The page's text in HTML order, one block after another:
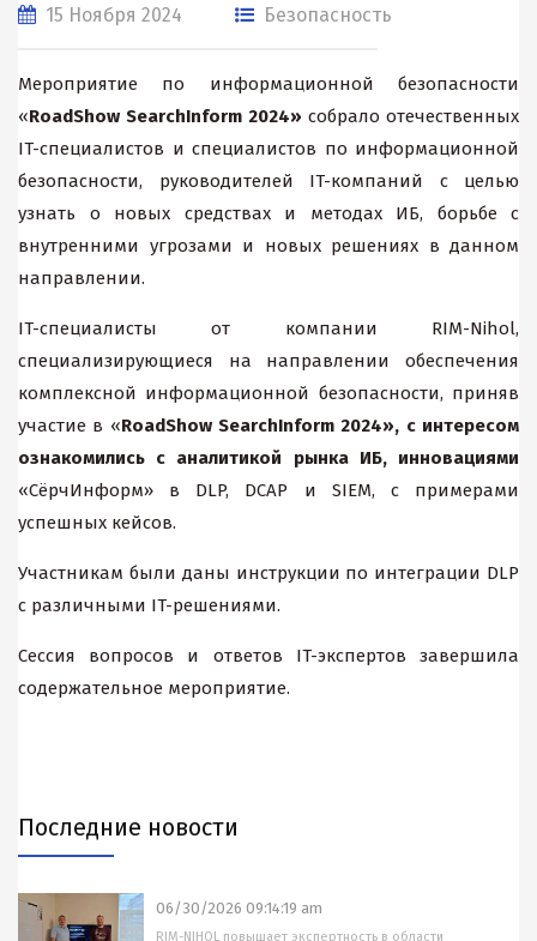
15 Ноября 2024 Безопасность
Мероприятие по информационной безопасности
«RoadShow SearchInform 2024» собрало отечественных
IT-специалистов и специалистов по информационной
безопасности, руководителей IT-компаний с целью
узнать о новых средствах и методах ИБ, борьбе с
внутренними угрозами и новых решениях в данном
направлении.
IT-специалисты от компании RIM-Nihol,
специализирующиеся на направлении обеспечения
комплексной информационной безопасности, приняв
участие в «RoadShow SearchInform 2024», с интересом
ознакомились с аналитикой рынка ИБ, инновациями
«СёрчИнформ»
в DLP, DCAP и SIEM, с примерами
успешных кейсов.
Участникам были даны инструкции по интеграции DLP
с различными IT-решениями.
Сессия вопросов и ответов IT-экспертов завершила
содержательное мероприятие.
Последние новости
06/30/2026 09:14:19 am
RIM-NIHOL повышает экспертность в области